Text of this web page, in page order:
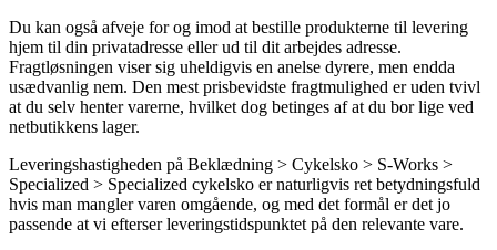
Du kan også afveje for og imod at bestille produkterne til levering
hjem til din privatadresse eller ud til dit arbejdes adresse.
Fragtløsningen viser sig uheldigvis en anelse dyrere, men endda
usædvanlig nem. Den mest prisbevidste fragtmulighed er uden tvivl
at du selv henter varerne, hvilket dog betinges af at du bor lige ved
netbutikkens lager.
Leveringshastigheden på Beklædning > Cykelsko > S-Works >
Specialized > Specialized cykelsko er naturligvis ret betydningsfuld
hvis man mangler varen omgående, og med det formål er det jo
passende at vi efterser leveringstidspunktet på den relevante vare.